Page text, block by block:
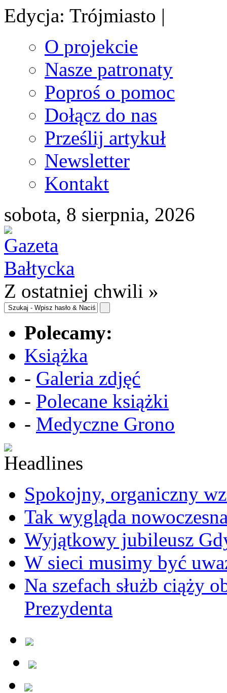
Edycja: Trójmiasto |
O projekcie
Nasze patronaty
Poproś o pomoc
Dołącz do nas
Prześlij artykuł
Newsletter
Kontakt
sobota, 8 sierpnia, 2026
Z ostatniej chwili »
Polecamy:
Książka
- Galeria zdjęć
- Polecane książki
- Medyczne Grono
Spokojny, organiczny
Tak wygląda
Wyjątkowy jubileusz
W sieci musimy być
Na szefach służb ciąży
Prezydenta